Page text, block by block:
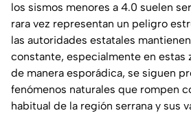
los sismos menores a 4.0 suelen
rara vez representan un peligro
las autoridades estatales
constante, especialmente en estas
de manera esporádica, se siguen
fenómenos naturales que rompen
habitual de la región serrana y sus